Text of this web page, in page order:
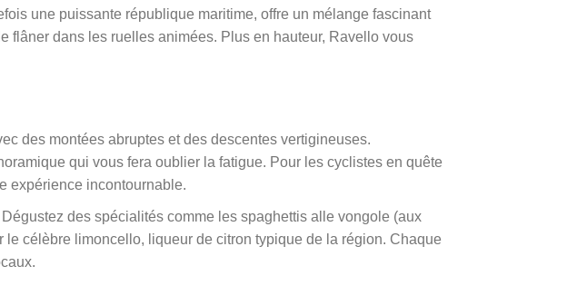
une puissante république maritime, offre un mélange fascinant
flâner dans les ruelles animées. Plus en hauteur, Ravello vous
des montées abruptes et des descentes vertigineuses.
qui vous fera oublier la fatigue. Pour les cyclistes en quête
expérience incontournable.
des spécialités comme les spaghettis alle vongole (aux
célèbre limoncello, liqueur de citron typique de la région. Chaque